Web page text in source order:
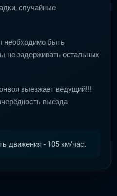
случайные
необходимо быть
не задерживать остальных
выезжает ведущий!!!
выезда
движения - 105 км/час.